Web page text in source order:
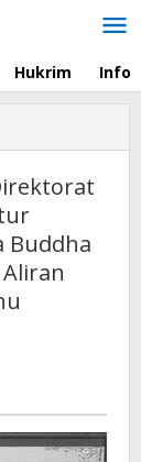
Hukrim Info
Buddha